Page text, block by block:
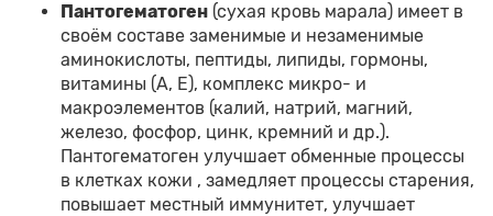
Пантогематоген (сухая кровь марала) имеет в
своём составе заменимые и незаменимые
аминокислоты, пептиды, липиды, гормоны,
витамины (А, Е), комплекс микро- и
макроэлементов (калий, натрий, магний,
железо, фосфор, цинк, кремний и др.).
Пантогематоген улучшает обменные процессы
в клетках кожи , замедляет процессы старения,
повышает местный иммунитет, улучшает